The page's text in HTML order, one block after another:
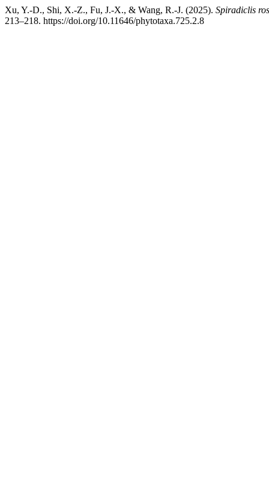
Xu, Y.-D., Shi, X.-Z., Fu, J.-X., & Wang, R.-J. (2025). Spiradiclis
213–218. https://doi.org/10.11646/phytotaxa.725.2.8